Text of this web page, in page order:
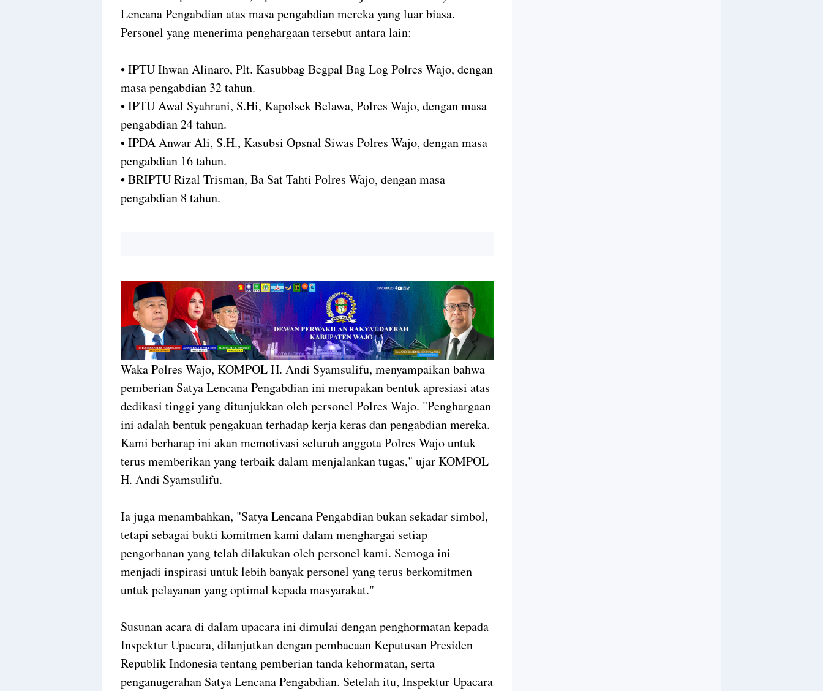
Lencana Pengabdian atas masa pengabdian mereka yang luar biasa.
Personel yang menerima penghargaan tersebut antara lain:
• IPTU Ihwan Alinaro, Plt. Kasubbag Begpal Bag Log Polres Wajo, dengan
masa pengabdian 32 tahun.
• IPTU Awal Syahrani, S.Hi, Kapolsek Belawa, Polres Wajo, dengan masa
pengabdian 24 tahun.
• IPDA Anwar Ali, S.H., Kasubsi Opsnal Siwas Polres Wajo, dengan masa
pengabdian 16 tahun.
• BRIPTU Rizal Trisman, Ba Sat Tahti Polres Wajo, dengan masa
pengabdian 8 tahun.
Waka Polres Wajo, KOMPOL H. Andi Syamsulifu, menyampaikan bahwa
pemberian Satya Lencana Pengabdian ini merupakan bentuk apresiasi atas
dedikasi tinggi yang ditunjukkan oleh personel Polres Wajo. "Penghargaan
ini adalah bentuk pengakuan terhadap kerja keras dan pengabdian mereka.
Kami berharap ini akan memotivasi seluruh anggota Polres Wajo untuk
terus memberikan yang terbaik dalam menjalankan tugas," ujar KOMPOL
H. Andi Syamsulifu.
Ia juga menambahkan, "Satya Lencana Pengabdian bukan sekadar simbol,
tetapi sebagai bukti komitmen kami dalam menghargai setiap
pengorbanan yang telah dilakukan oleh personel kami. Semoga ini
menjadi inspirasi untuk lebih banyak personel yang terus berkomitmen
untuk pelayanan yang optimal kepada masyarakat."
Susunan acara di dalam upacara ini dimulai dengan penghormatan kepada
Inspektur Upacara, dilanjutkan dengan pembacaan Keputusan Presiden
Republik Indonesia tentang pemberian tanda kehormatan, serta
penganugerahan Satya Lencana Pengabdian. Setelah itu, Inspektur Upacara